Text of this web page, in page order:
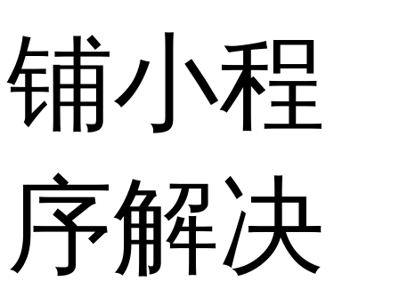
铺小程
序解决